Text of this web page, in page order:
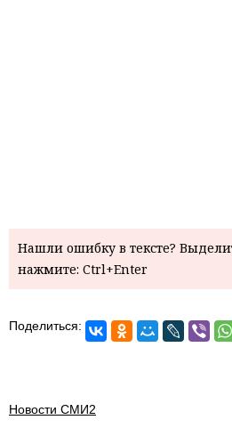
Нашли ошибку в тексте?
нажмите: Ctrl+Enter
Поделиться:
Новости СМИ2